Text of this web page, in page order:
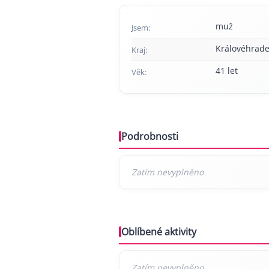
Jsem: muž
Kraj:
Věk: 41 let
Podrobnosti
Oblíbené aktivity